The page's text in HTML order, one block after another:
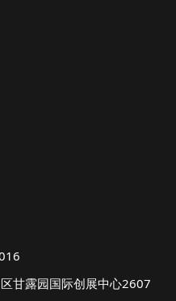
甘露园国际创展中心2607